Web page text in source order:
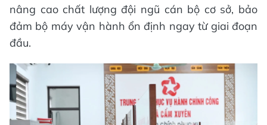
nâng cao chất lượng đội ngũ cán bộ cơ sở, bảo
đảm bộ máy vận hành ổn định ngay từ giai đoạn
đầu.